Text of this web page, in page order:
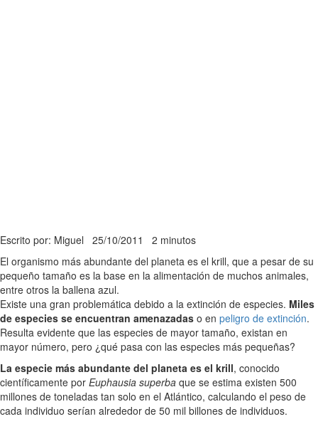
Escrito por: Miguel 25/10/2011 2 minutos
El organismo más abundante del planeta es el krill, que a pesar de su
pequeño tamaño es la base en la alimentación de muchos animales,
entre otros la ballena azul.
Existe una gran problemática debido a la extinción de especies. Miles
de especies se encuentran amenazadas o en peligro de extinción.
Resulta evidente que las especies de mayor tamaño, existan en
mayor número, pero ¿qué pasa con las especies más pequeñas?
La especie más abundante del planeta es el krill, conocido
científicamente por Euphausia superba que se estima existen 500
millones de toneladas tan solo en el Atlántico, calculando el peso de
cada individuo serían alrededor de 50 mil billones de individuos.